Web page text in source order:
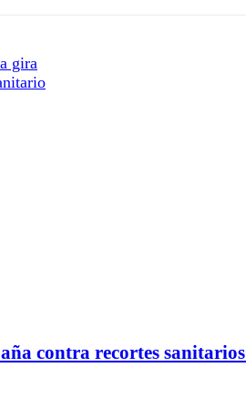
gira
contra recortes sanitarios